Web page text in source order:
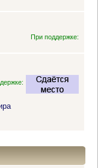
При поддержке: